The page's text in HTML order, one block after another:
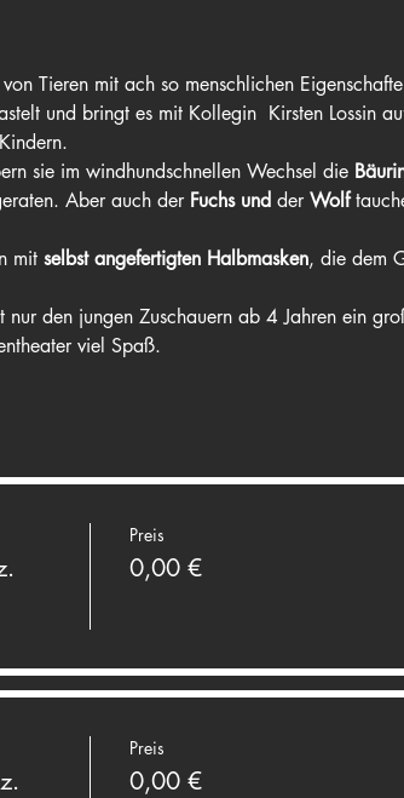
Tieren mit ach so menschlichen
und bringt es mit Kollegin  Kirsten Lossin
sie im windhundschnellen Wechsel die
Aber auch der Fuchs und der Wolf
mit selbst angefertigten Halbmasken, die dem
nur den jungen Zuschauern ab 4 Jahren ein
viel Spaß.
Preis
0,00 €
Preis
0,00 €